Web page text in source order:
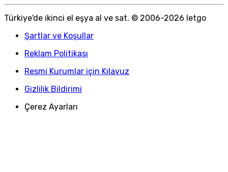
Türkiye'de ikinci el eşya al ve sat. © 2006-2026 letgo
Şartlar ve Koşullar
Reklam Politikası
Resmi Kurumlar için Kılavuz
Gizlilik Bildirimi
Çerez Ayarları